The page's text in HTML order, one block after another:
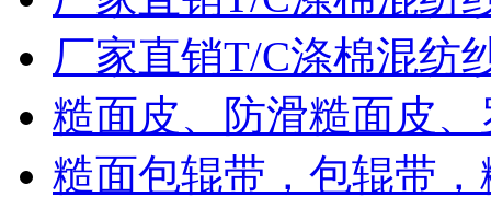
厂家直销T/C涤棉混纺
糙面皮、防滑糙面皮
糙面包辊带，包辊带